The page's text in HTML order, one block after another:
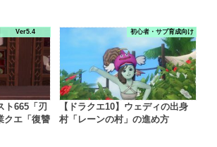
Ver5.4
ト665「刃
クエ「復讐
初心者・サブ育成向け
【ドラクエ10】ウェディの出身
村「レーンの村」の進め方